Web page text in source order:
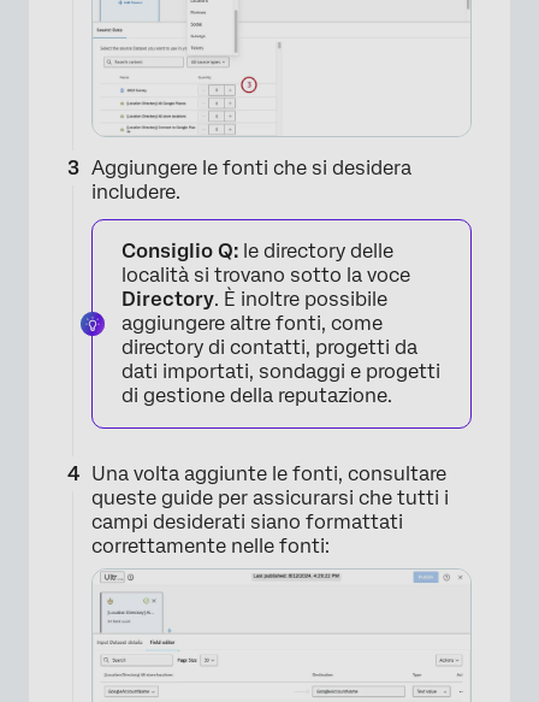
Aggiungere le fonti che si desidera
includere.
Consiglio Q: le directory delle
località si trovano sotto la voce
Directory. È inoltre possibile
aggiungere altre fonti, come
directory di contatti, progetti da
dati importati, sondaggi e progetti
di gestione della reputazione.
Una volta aggiunte le fonti, consultare
queste guide per assicurarsi che tutti i
campi desiderati siano formattati
correttamente nelle fonti: